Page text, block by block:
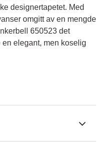
designertapetet. Med
omgitt av en mengde
650523 det
en elegant, men koselig